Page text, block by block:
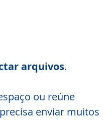
arquivos.
ou reúne
enviar muitos